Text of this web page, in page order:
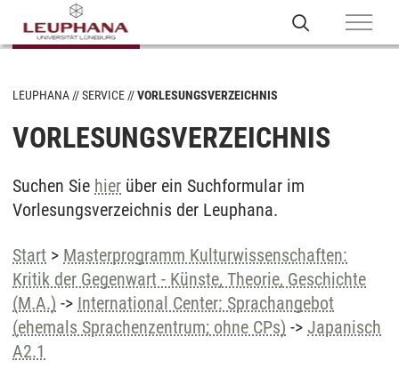
LEUPHANA SERVICE VORLESUNGSVERZEICHNIS
VORLESUNGSVERZEICHNIS
Suchen Sie hier über ein Suchformular im
Vorlesungsverzeichnis der Leuphana.
Start > Masterprogramm Kulturwissenschaften:
Kritik der Gegenwart - Künste, Theorie, Geschichte
(M.A.) -> International Center: Sprachangebot
(ehemals Sprachenzentrum; ohne CPs) -> Japanisch
A2.1